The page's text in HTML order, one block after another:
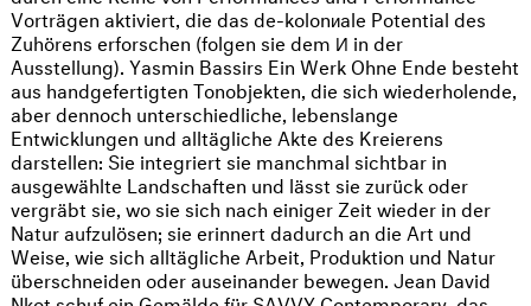
Vorträgen aktiviert, die das de-kolonиale Potential des
Zuhörens erforschen (folgen sie dem И in der
Ausstellung). Yasmin Bassirs Ein Werk Ohne Ende besteht
aus handgefertigten Tonobjekten, die sich wiederholende,
aber dennoch unterschiedliche, lebenslange
Entwicklungen und alltägliche Akte des Kreierens
darstellen: Sie integriert sie manchmal sichtbar in
ausgewählte Landschaften und lässt sie zurück oder
vergräbt sie, wo sie sich nach einiger Zeit wieder in der
Natur aufzulösen; sie erinnert dadurch an die Art und
Weise, wie sich alltägliche Arbeit, Produktion und Natur
überschneiden oder auseinander bewegen. Jean David